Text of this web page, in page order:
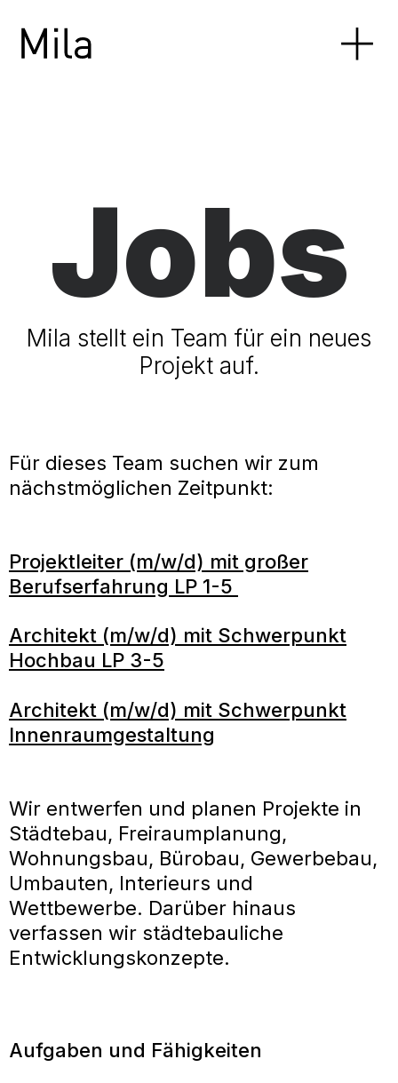
Jobs
Mila stellt ein Team für ein neues
Projekt auf.
Für dieses Team suchen wir zum
nächstmöglichen Zeitpunkt:
Projektleiter (m/w/d) mit großer
Berufserfahrung LP 1-5
Architekt (m/w/d) mit Schwerpunkt
Hochbau LP 3-5
Architekt (m/w/d) mit Schwerpunkt
Innenraumgestaltung
Wir entwerfen und planen Projekte in
Städtebau, Freiraumplanung,
Wohnungsbau, Bürobau, Gewerbebau,
Umbauten, Interieurs und
Wettbewerbe. Darüber hinaus
verfassen wir städtebauliche
Entwicklungskonzepte.
Aufgaben und Fähigkeiten